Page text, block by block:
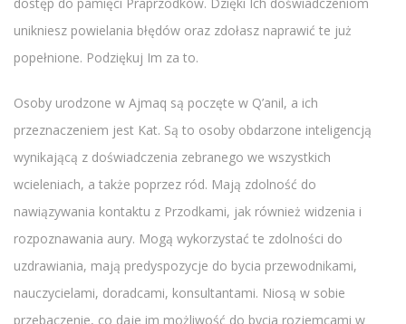
unikniesz powielania błędów oraz zdołasz naprawić te już
popełnione. Podziękuj Im za to.
Osoby urodzone w Ajmaq są poczęte w Q’anil, a ich
przeznaczeniem jest Kat. Są to osoby obdarzone inteligencją
wynikającą z doświadczenia zebranego we wszystkich
wcieleniach, a także poprzez ród. Mają zdolność do
nawiązywania kontaktu z Przodkami, jak również widzenia i
rozpoznawania aury. Mogą wykorzystać te zdolności do
uzdrawiania, mają predyspozycje do bycia przewodnikami,
nauczycielami, doradcami, konsultantami. Niosą w sobie
przebaczenie, co daje im możliwość do bycia rozjemcami w